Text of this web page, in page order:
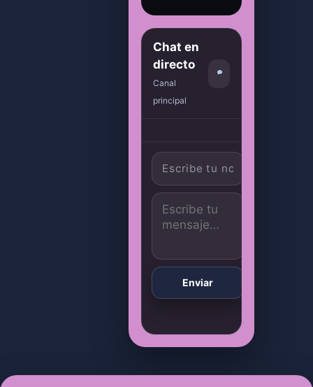
reconectando,
volvemos en
unos
segundos…
Chat en
directo
Canal
principal
Enviar